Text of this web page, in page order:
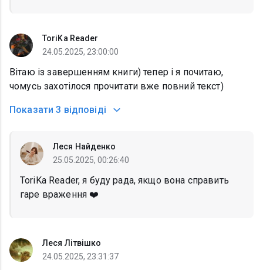
ToriKa Reader
24.05.2025, 23:00:00
Вітаю із завершенням книги) тепер і я почитаю,
чомусь захотілося прочитати вже повний текст)
Показати 3 відповіді
Леся Найденко
25.05.2025, 00:26:40
ToriKa Reader, я буду рада, якщо вона справить
гаре враження ❤️
Леся Літвішко
24.05.2025, 23:31:37